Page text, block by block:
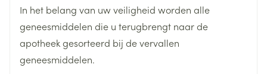
In het belang van uw veiligheid worden alle
geneesmiddelen die u terugbrengt naar de
apotheek gesorteerd bij de vervallen
geneesmiddelen.